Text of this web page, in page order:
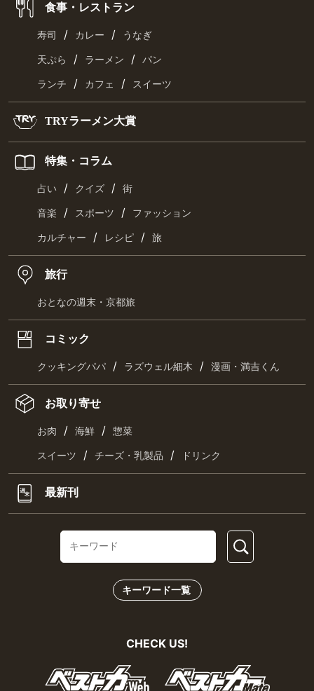
食事・レストラン
寿司 / カレー / うなぎ
天ぷら / ラーメン / パン
ランチ / カフェ / スイーツ
TRYラーメン大賞
特集・コラム
占い / クイズ / 街
音楽 / スポーツ / ファッション
カルチャー / レシピ / 旅
旅行
おとなの週末・京都旅
コミック
クッキングパパ / ラズウェル細木 / 漫画・満吉くん
お取り寄せ
お肉 / 海鮮 / 惣菜
スイーツ / チーズ・乳製品 / ドリンク
最新刊
キーワード一覧
CHECK US!